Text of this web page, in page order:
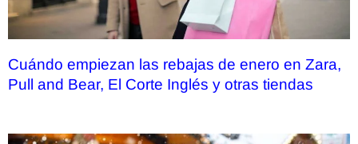
Cuándo empiezan las rebajas de enero en Zara,
Pull and Bear, El Corte Inglés y otras tiendas